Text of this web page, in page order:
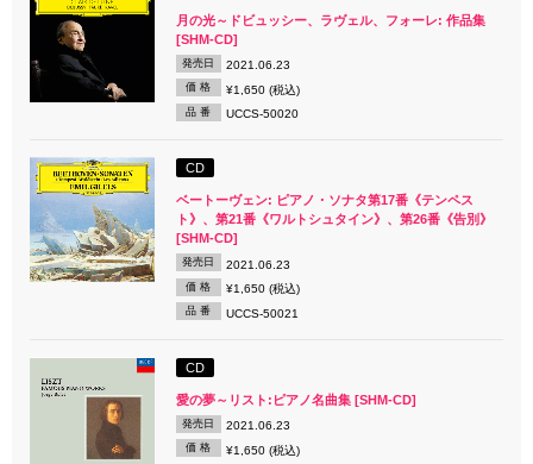
月の光～ドビュッシー、ラヴェル、フォーレ: 作品集
[SHM-CD]
発売日 2021.06.23
価 格 ¥1,650 (税込)
品 番 UCCS-50020
CD
ベートーヴェン: ピアノ・ソナタ第17番《テンペス
ト》、第21番《ワルトシュタイン》、第26番《告別》
[SHM-CD]
発売日 2021.06.23
価 格 ¥1,650 (税込)
品 番 UCCS-50021
CD
愛の夢～リスト:ピアノ名曲集 [SHM-CD]
発売日 2021.06.23
価 格 ¥1,650 (税込)